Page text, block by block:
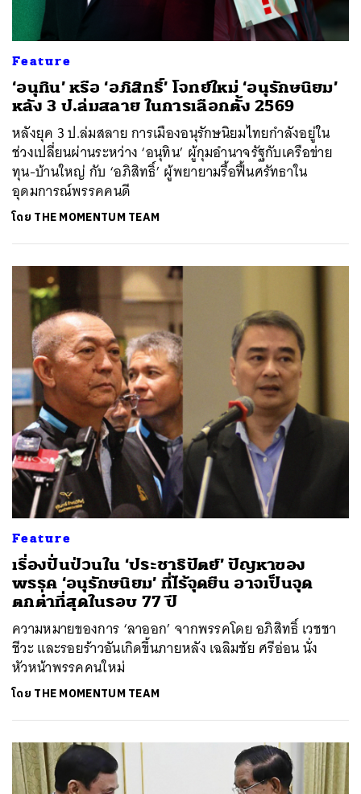
Feature
‘อนุทิน’ หรือ ‘อภิสิทธิ์’ โจทย์ใหม่ ‘อนุรักษนิยม’
หลัง 3 ป.ล่มสลาย ในการเลือกตั้ง 2569
หลังยุค 3 ป.ล่มสลาย การเมืองอนุรักษนิยมไทยกำลังอยู่ใน
ช่วงเปลี่ยนผ่านระหว่าง ‘อนุทิน’ ผู้กุมอำนาจรัฐกับเครือข่าย
ทุน-บ้านใหญ่ กับ ‘อภิสิทธิ์’ ผู้พยายามรื้อฟื้นศรัทธาใน
อุดมการณ์พรรคคนดี
โดย THE MOMENTUM TEAM
Feature
เรื่องปั่นป่วนใน ‘ประชาธิปัตย์’ ปัญหาของ
พรรค ‘อนุรักษนิยม’ ที่ไร้จุดยืน อาจเป็นจุด
ตกต่ำที่สุดในรอบ 77 ปี
ความหมายของการ ‘ลาออก’ จากพรรคโดย อภิสิทธิ์ เวชชา
ชีวะ และรอยร้าวอันเกิดขึ้นภายหลัง เฉลิมชัย ศรีอ่อน นั่ง
หัวหน้าพรรคคนใหม่
โดย THE MOMENTUM TEAM